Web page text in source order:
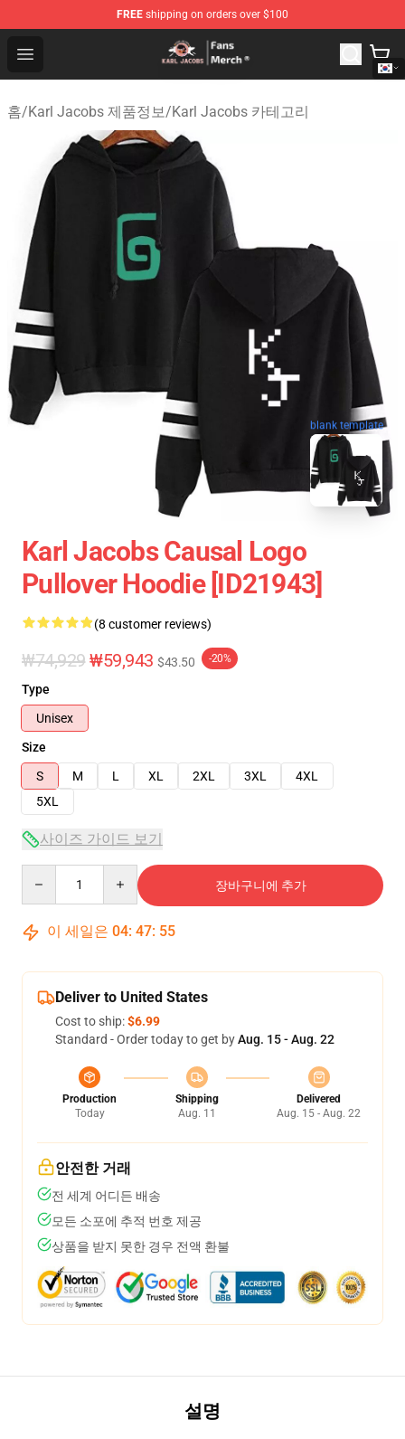
FREE shipping on orders over $100
Open menu
Karl Jacobs Store - Official Karl Jacobs Merchandise
홈/Karl Jacobs 제품정보/Karl Jacobs 카테고리
blank template
Karl Jacobs Causal Logo
Pullover Hoodie [ID21943]
(8 customer reviews)
₩74,929 ₩59,943 $43.50 -20%
Type
Unisex
Size
S
M L XL 2XL 3XL
4XL
5XL
사이즈 가이드 보기
장바구니에 추가
이 세일은 04: 47: 54
Deliver to United States
Cost to ship:$6.99
Standard - Order today to get byAug. 15 - Aug. 22
Production
Today
Shipping
Aug. 11
Delivered
Aug. 15 - Aug. 22
안전한 거래
전 세계 어디든 배송
모든 소포에 추적 번호 제공
상품을 받지 못한 경우 전액 환불
설명